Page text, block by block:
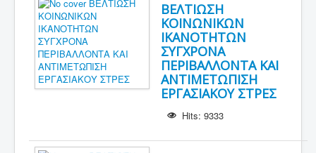
ΒΕΛΤΙΩΣΗ
ΚΟΙΝΩΝΙΚΩΝ
ΙΚΑΝΟΤΗΤΩΝ
ΣΥΓΧΡΟΝΑ
ΠΕΡΙΒΑΛΛΟΝΤΑ ΚΑΙ
ΑΝΤΙΜΕΤΩΠΙΣΗ
ΕΡΓΑΣΙΑΚΟΥ ΣΤΡΕΣ
Hits: 9333